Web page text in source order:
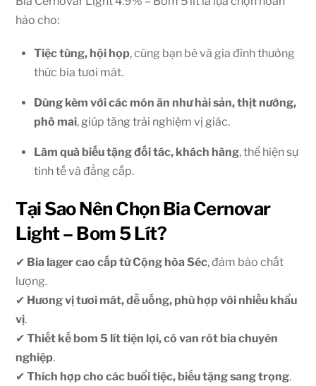
hảo cho:
Tiệc tùng, hội họp, cùng bạn bè và gia đình thưởng
thức bia tươi mát.
Dùng kèm với các món ăn như hải sản, thịt nướng,
phô mai, giúp tăng trải nghiệm vị giác.
Làm quà biếu tặng đối tác, khách hàng, thể hiện sự
tinh tế và đẳng cấp.
Tại Sao Nên Chọn Bia Cernovar
Light – Bom 5 Lít?
✔ Bia lager cao cấp từ Cộng hòa Séc, đảm bảo chất
lượng.
✔ Hương vị tươi mát, dễ uống, phù hợp với nhiều khẩu
vị.
✔Thiết kế bom 5 lít tiện lợi, có van rót bia chuyên
nghiệp.
✔Thích hợp cho các buổi tiệc, biếu tặng sang trọng.